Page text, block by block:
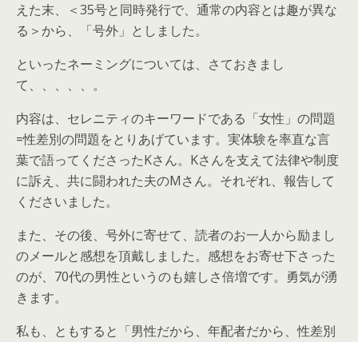
えた末、＜35号と同時発行で、通常の内容とは趣が異な
る＞から、「号外」としました。
といったネーミングについては、さておきまし
て、、、、、。
内容は、セレニティのキーワードである「女性」の問題
=性差別の問題をとりあげています。実体験を率直な言
葉で語ってくださったKさん。Kさんを支えて法律や制度
に訴え、共に闘われた夫のMさん。それぞれ、報告して
くださいました。
また、その後、号外に寄せて、読者のお一人から励まし
のメールと感想を頂戴しました。感想をお寄せ下さった
のが、70代の男性というのも嬉しさ倍増です。勇気が湧
きます。
私も、ともすると「男性だから、年配者だから、性差別